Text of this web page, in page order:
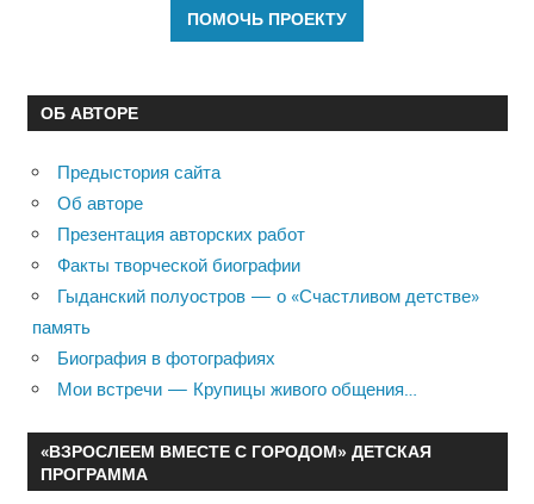
ОБ АВТОРЕ
Предыстория сайта
Об авторе
Презентация авторских работ
Факты творческой биографии
Гыданский полуостров — о «Счастливом детстве»
память
Биография в фотографиях
Мои встречи — Крупицы живого общения…
«ВЗРОСЛЕЕМ ВМЕСТЕ С ГОРОДОМ» ДЕТСКАЯ
ПРОГРАММА